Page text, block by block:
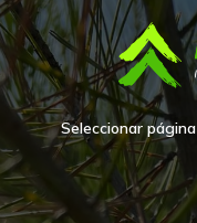
Seleccionar página